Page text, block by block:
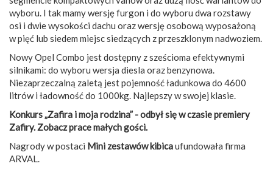
wyboru. I tak mamy wersję furgon i do wyboru dwa rozstawy
osi i dwie wysokości dachu oraz wersję osobową wyposażoną
w pięć lub siedem miejsc siedzących z przeszklonym nadwoziem.
Nowy Opel Combo jest dostępny z sześcioma efektywnymi
silnikami: do wyboru wersja diesla oraz benzynowa.
Niezaprzeczalną zaletą jest pojemność ładunkowa do 4600
litrów i ładowność do 1000kg. Najlepszy w swojej klasie.
Konkurs „Zafira i moja rodzina” - odbył się w czasie premiery
Zafiry. Zobacz prace małych gości.
Nagrody w postaci Mini zestawów kibicaufundowała firma
ARVAL.